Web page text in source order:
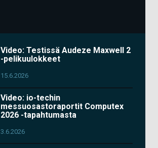
Video: Testissä Audeze Maxwell 2
-pelikuulokkeet
15.6.2026
Video: io-techin
messuosastoraportit Computex
2026 -tapahtumasta
3.6.2026